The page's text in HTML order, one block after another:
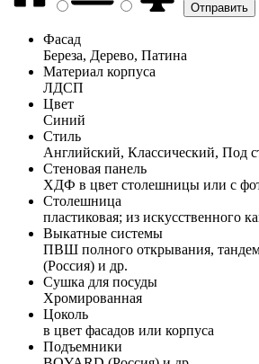
Фасад
Береза, Дерево, Патина
Материал корпуса
ЛДСП
Цвет
Синий
Стиль
Английский, Классический, Под
Стеновая панель
ХДФ в цвет столешницы или с
Столешница
пластиковая; из искусственного
Выкатные системы
ПВШ полного открывания,
(Россия) и др.
Сушка для посуды
Хромированная
Цоколь
в цвет фасадов или корпуса
Подъемники